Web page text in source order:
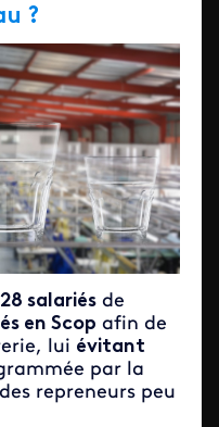
?
salariés de
en Scop afin de
lui évitant
par la
repreneurs peu